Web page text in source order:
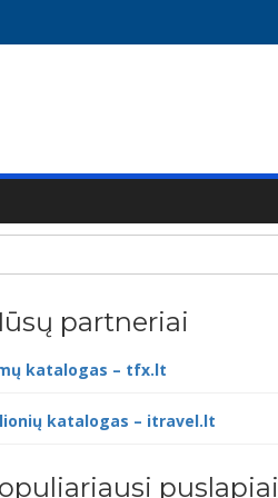
partneriai
katalogas – tfx.lt
katalogas – itravel.lt
puslapiai